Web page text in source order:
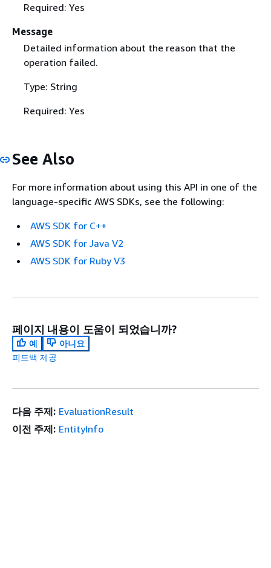
Required: Yes
Message
Detailed information about the reason that the
operation failed.
Type: String
Required: Yes
See Also
For more information about using this API in one of the
language-specific AWS SDKs, see the following:
AWS SDK for C++
AWS SDK for Java V2
AWS SDK for Ruby V3
페이지 내용이 도움이 되었습니까?
예
아니요
피드백 제공
다음 주제: EvaluationResult
이전 주제: EntityInfo